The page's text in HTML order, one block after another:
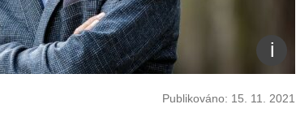
Publikováno: 15. 11. 2021